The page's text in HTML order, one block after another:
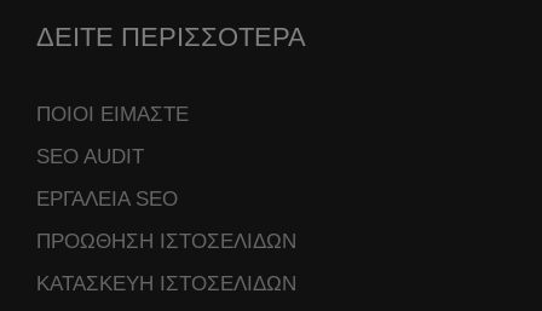
ΔΕΙΤΕ ΠΕΡΙΣΣΟΤΕΡΑ
ΠΟΙΟΙ ΕΙΜΑΣΤΕ
SEO AUDIT
ΕΡΓΑΛΕΙΑ SEO
ΠΡΟΩΘΗΣΗ ΙΣΤΟΣΕΛΙΔΩΝ
ΚΑΤΑΣΚΕΥΗ ΙΣΤΟΣΕΛΙΔΩΝ